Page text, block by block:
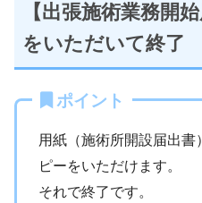
【出張施術業務開
をいただいて終了
ポイント
用紙（施術所開設届出書
ピーをいただけます。
それで終了です。